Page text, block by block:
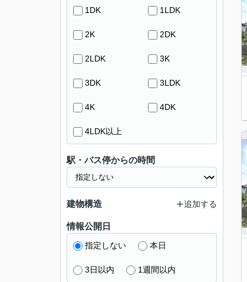
1DK 1LDK
2K 2DK
2LDK 3K
3DK 3LDK
4K 4DK
4LDK以上
駅・バス停からの時間
建物構造 追加する
情報公開日
指定しない 本日
3日以内 1週間以内